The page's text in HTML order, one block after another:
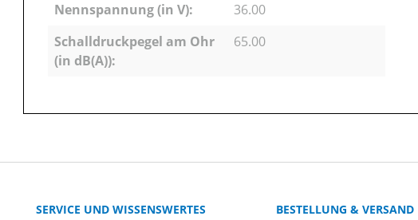
Nennspannung (in V):
36.00
Schalldruckpegel am Ohr
(in dB(A)):
65.00
SERVICE UND WISSENSWERTES
BESTELLUNG & VERSAND